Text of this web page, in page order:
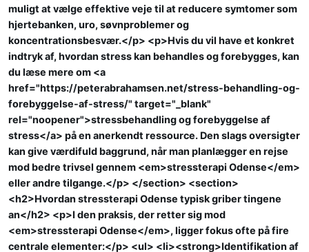
muligt at vælge effektive veje til at reducere symtomer som
hjertebanken, uro, søvnproblemer og
koncentrationsbesvær.</p> <p>Hvis du vil have et konkret
indtryk af, hvordan stress kan behandles og forebygges, kan
du læse mere om <a
href="https://peterabrahamsen.net/stress-behandling-og-
forebyggelse-af-stress/" target="_blank"
rel="noopener">stressbehandling og forebyggelse af
stress</a> på en anerkendt ressource. Den slags oversigter
kan give værdifuld baggrund, når man planlægger en rejse
mod bedre trivsel gennem <em>stressterapi Odense</em>
eller andre tilgange.</p> </section> <section>
<h2>Hvordan stressterapi Odense typisk griber tingene
an</h2> <p>I den praksis, der retter sig mod
<em>stressterapi Odense</em>, ligger fokus ofte på fire
centrale elementer:</p> <ul> <li><strong>Identifikation af